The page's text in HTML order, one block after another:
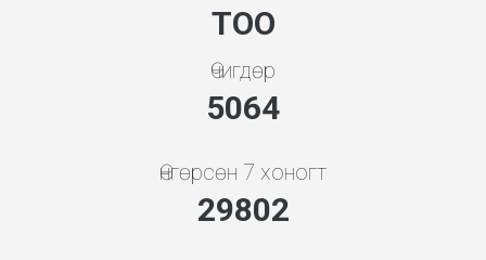
ТОО
Өчигдөр
5453
Өнгөрсөн 7 хоногт
32095